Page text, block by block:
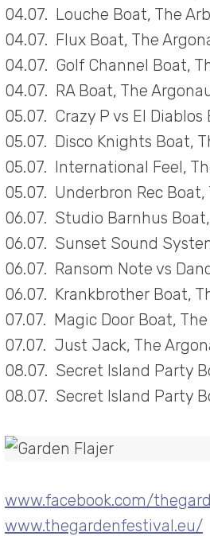
04.07. Louche Boat, The
04.07. Flux Boat, The
04.07. Golf Channel Boat,
04.07. RA Boat, The
05.07. Crazy P vs El
05.07. Disco Knights Boat,
05.07. International Feel,
05.07. Underbron Rec Boat,
06.07. Studio Barnhus
06.07. Sunset Sound
06.07. Ransom Note vs
06.07. Krankbrother Boat,
07.07. Magic Door Boat,
07.07. Just Jack, The
08.07. Secret Island Party
08.07. Secret Island Party
www.facebook.com/
www.thegardenfestival.eu/